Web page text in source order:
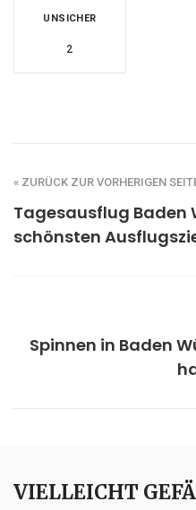
UNSICHER
2
« ZURÜCK ZUR VORHERIGEN
Tagesausflug Baden
schönsten
Spinnen in Baden
VIELLEICHT